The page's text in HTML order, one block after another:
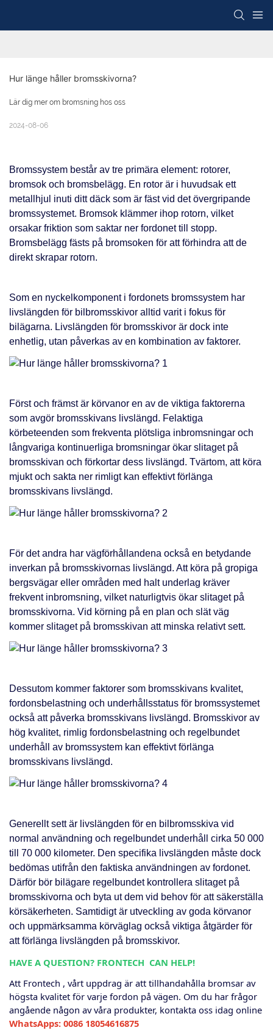
Hur länge håller bromsskivorna?
Lär dig mer om bromsning hos oss
2024-08-06
Bromssystem består av tre primära element: rotorer,
bromsok och bromsbelägg. En rotor är i huvudsak ett
metallhjul inuti ditt däck som är fäst vid det övergripande
bromssystemet. Bromsok klämmer ihop rotorn, vilket
orsakar friktion som saktar ner fordonet till stopp.
Bromsbelägg fästs på bromsoken för att förhindra att de
direkt skrapar rotorn.
Som en nyckelkomponent i fordonets bromssystem har
livslängden för bilbromsskivor alltid varit i fokus för
bilägarna. Livslängden för bromsskivor är dock inte
enhetlig, utan påverkas av en kombination av faktorer.
Först och främst är körvanor en av de viktiga faktorerna
som avgör bromsskivans livslängd. Felaktiga
körbeteenden som frekventa plötsliga inbromsningar och
långvariga kontinuerliga bromsningar ökar slitaget på
bromsskivan och förkortar dess livslängd. Tvärtom, att köra
mjukt och sakta ner rimligt kan effektivt förlänga
bromsskivans livslängd.
För det andra har vägförhållandena också en betydande
inverkan på bromsskivornas livslängd. Att köra på gropiga
bergsvägar eller områden med halt underlag kräver
frekvent inbromsning, vilket naturligtvis ökar slitaget på
bromsskivorna. Vid körning på en plan och slät väg
kommer slitaget på bromsskivan att minska relativt sett.
Dessutom kommer faktorer som bromsskivans kvalitet,
fordonsbelastning och underhållsstatus för bromssystemet
också att påverka bromsskivans livslängd. Bromsskivor av
hög kvalitet, rimlig fordonsbelastning och regelbundet
underhåll av bromssystem kan effektivt förlänga
bromsskivans livslängd.
Generellt sett är livslängden för en bilbromsskiva vid
normal användning och regelbundet underhåll cirka 50 000
till 70 000 kilometer. Den specifika livslängden måste dock
bedömas utifrån den faktiska användningen av fordonet.
Därför bör bilägare regelbundet kontrollera slitaget på
bromsskivorna och byta ut dem vid behov för att säkerställa
körsäkerheten. Samtidigt är utveckling av goda körvanor
och uppmärksamma körväglag också viktiga åtgärder för
att förlänga livslängden på bromsskivor.
HAVE A QUESTION? FRONTECH CAN HELP!
Att Frontech , vårt uppdrag är att tillhandahålla bromsar av
högsta kvalitet för varje fordon på vägen. Om du har frågor
angående någon av våra produkter, kontakta oss idag online
WhatsApps: 0086 18054616875